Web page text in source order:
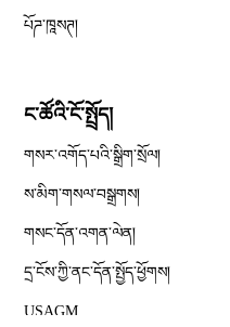
པོཌ་ཁཱསཊ།
ང་ཚོའི་ངོ་སྤྲོད།
གསར་འགོད་པའི་སྒྲིག་སྲོལ།
ས་མིག་གསལ་བསྒྲགས།
གསང་དོན་འགན་ལེན།
དྲ་ངོས་ཀྱི་ནང་དོན་སྤྱོད་ཕྱོགས།
USAGM